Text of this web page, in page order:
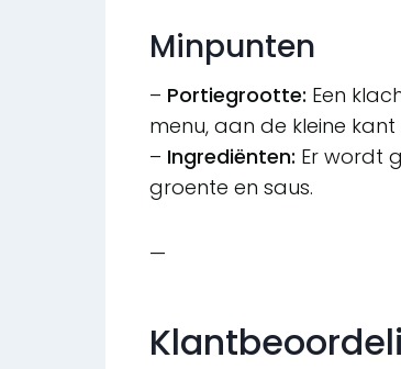
Minpunten
– Portiegrootte: Een
menu, aan de kleine kant
– Ingrediënten: Er wordt
groente en saus.
—